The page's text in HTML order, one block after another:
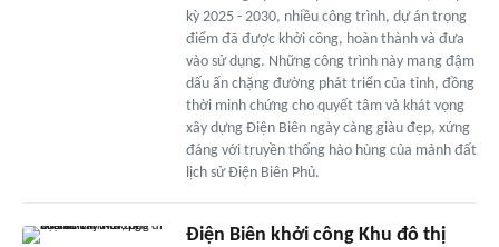
kỳ 2025 - 2030, nhiều công trình, dự án trọng
điểm đã được khởi công, hoàn thành và đưa
vào sử dụng. Những công trình này mang đậm
dấu ấn chặng đường phát triển của tỉnh, đồng
thời minh chứng cho quyết tâm và khát vọng
xây dựng Điện Biên ngày càng giàu đẹp, xứng
đáng với truyền thống hào hùng của mảnh đất
lịch sử Điện Biên Phủ.
Điện Biên khởi công Khu đô thị